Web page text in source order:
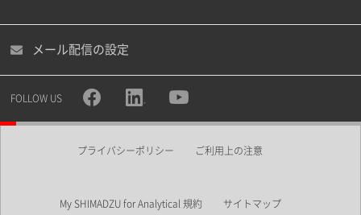
メール配信の設定
FOLLOW US
プライバシーポリシー ご利用上の注意
My SHIMADZU for Analytical 規約 サイトマップ